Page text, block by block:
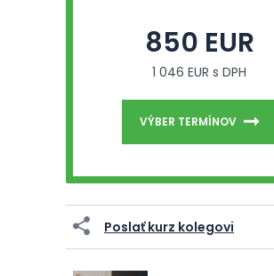
850 EUR
1 046 EUR s DPH
VÝBER TERMÍNOV
Poslať kurz kolegovi